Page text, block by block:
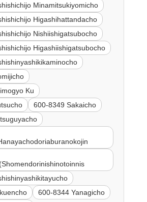
Minamitsukiyomicho
Higashihattandacho
Nishiishigatsubocho
Higashiishigatsubocho
Ku
600-8349 Sakaicho
600-8344 Yanagicho